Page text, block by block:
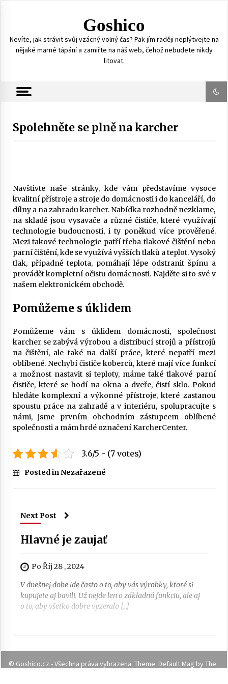
Goshico
Nevíte, jak strávit svůj vzácný volný čas? Pak jím raději neplýtvejte na
nějaké marné tápání a zamiřte na náš web, čehož nebudete nikdy
litovat.
Spolehněte se plně na karcher
Navštivte naše stránky, kde vám představíme vysoce
kvalitní přístroje a stroje do domácnosti i do kanceláří, do
dílny a na zahradu karcher. Nabídka rozhodně nezklame,
na skladě jsou vysavače a různé čističe, které využívají
technologie budoucnosti, i ty poněkud více prověřené.
Mezi takové technologie patří třeba tlakové čištění nebo
parní čištění, kde se využívá vyšších tlaků a teplot. Vysoký
tlak, případně teplota, pomáhají lépe odstranit špínu a
provádět kompletní očistu domácnosti. Najděte si to své v
našem elektronickém obchodě.
Pomůžeme s úklidem
Pomůžeme vám s úklidem domácnosti, společnost
karcherse zabývá výrobou a distribucí strojů a přístrojů
na čištění, ale také na další práce, které nepatří mezi
oblíbené. Nechybí čističe koberců, které mají více funkcí
a možnost nastavit si teploty, máme také tlakové parní
čističe, které se hodí na okna a dveře, čistí sklo. Pokud
hledáte komplexní a výkonné přístroje, které zastanou
spoustu práce na zahradě a v interiéru, spolupracujte s
námi, jsme prvním obchodním zástupcem oblíbené
společnosti a mám hrdé označení KarcherCenter.
3.6/5 - (7 votes)
Posted in Nezařazené
Next Post
Hlavné je zaujať
Po Říj 28 , 2024
V dnešnej dobe ide často o to, aby vás výrobky, ktoré si
kupujete aj bavili. Už nejde len o základnú funkciu, ale aj
o to, aby všetko dobre vyzeralo […]
© Goshico.cz - Všechna práva vyhrazena. Theme: Default Mag by The